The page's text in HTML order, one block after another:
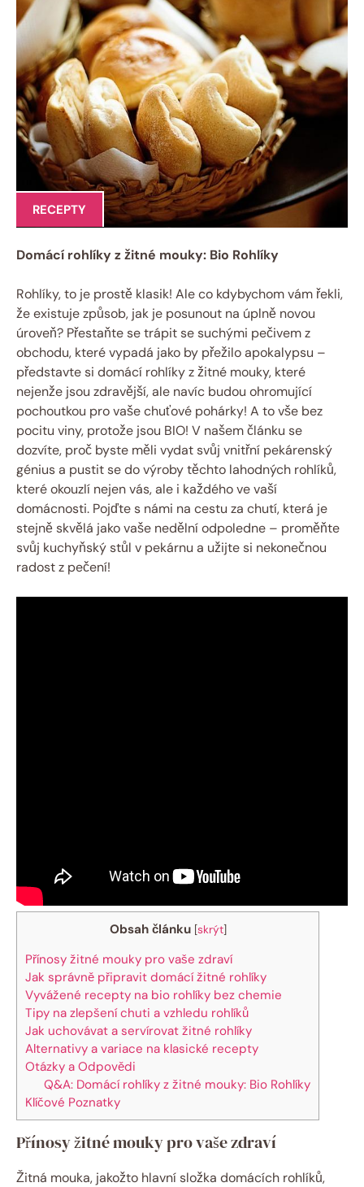
RECEPTY
Domácí rohlíky z žitné mouky: Bio Rohlíky
Rohlíky, to je prostě klasik! Ale co kdybychom vám řekli,
že existuje způsob, jak je posunout na úplně novou
úroveň? Přestaňte se trápit se suchými pečivem z
obchodu, které vypadá jako by přežilo apokalypsu –
představte si domácí rohlíky z žitné mouky, které
nejenže jsou zdravější, ale navíc budou ohromující
pochoutkou pro vaše chuťové pohárky! A to vše bez
pocitu viny, protože jsou BIO! V našem článku se
dozvíte, proč byste měli vydat svůj vnitřní pekárenský
génius a pustit se do výroby těchto lahodných rohlíků,
které okouzlí nejen vás, ale i každého ve vaší
domácnosti. Pojďte s námi na cestu za chutí, která je
stejně skvělá jako vaše nedělní odpoledne – proměňte
svůj kuchyňský stůl v pekárnu a užijte si nekonečnou
radost z pečení!
Obsah článku [skrýt]
Přínosy žitné mouky pro vaše zdraví
Jak správně připravit domácí žitné rohlíky
Vyvážené recepty na bio rohlíky bez chemie
Tipy na zlepšení chuti a vzhledu rohlíků
Jak uchovávat a servírovat žitné rohlíky
Alternativy a variace na klasické recepty
Otázky a Odpovědi
Q&A: Domácí rohlíky z žitné mouky: Bio Rohlíky
Klíčové Poznatky
Přínosy žitné mouky pro vaše zdraví
Žitná mouka, jakožto hlavní složka domácích rohlíků,